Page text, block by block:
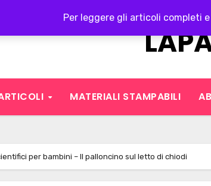
Per leggere gli articoli completi
MATERIALI STAMPABILI
per bambini – Il palloncino sul letto di chiodi